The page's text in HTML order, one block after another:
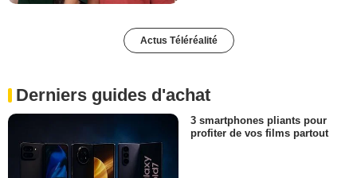
Actus Téléréalité
Derniers guides d'achat
3 smartphones pliants pour
profiter de vos films partout